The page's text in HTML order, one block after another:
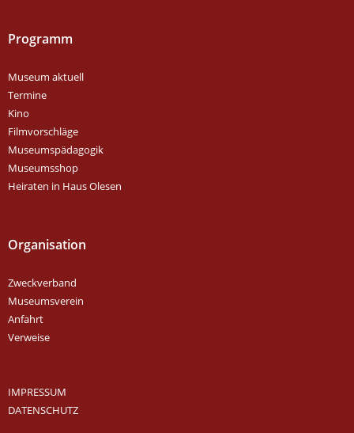
Programm
Museum aktuell
Termine
Kino
Filmvorschläge
Museumspädagogik
Museumsshop
Heiraten in Haus Olesen
Organisation
Zweckverband
Museumsverein
Anfahrt
Verweise
IMPRESSUM
DATENSCHUTZ